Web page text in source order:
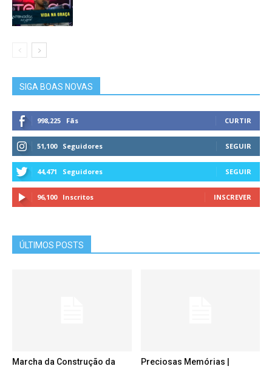
SIGA BOAS NOVAS
998,225 Fãs CURTIR
51,100 Seguidores SEGUIR
44,471 Seguidores SEGUIR
96,100 Inscritos INSCREVER
ÚLTIMOS POSTS
Marcha da Construção da
Preciosas Memórias |